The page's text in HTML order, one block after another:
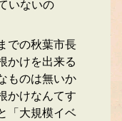
いないの
での秋葉市長
かけを出来る
ものは無いか
かけなんてす
「大規模イベ